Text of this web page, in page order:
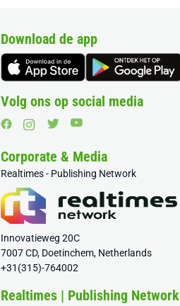
Download de app
Volg ons op social media
Corporate & Media
Realtimes - Publishing Network
Innovatieweg 20C
7007 CD, Doetinchem, Netherlands
+31(315)-764002
Realtimes | Publishing Network